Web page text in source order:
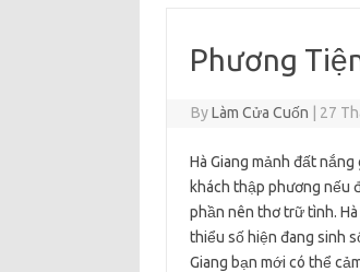
Phương
ByLàm Cửa Cuốn 27
Hà Giang mảnh đất
khách thập phương nếu
phần nên thơ trữ tình.
thiểu số hiện đang sinh
Giang bạn mới có thể